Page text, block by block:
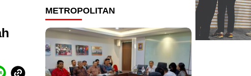
METROPOLITAN